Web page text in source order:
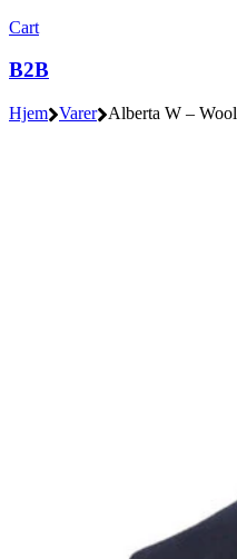
Cart
B2B
Hjem Varer Alberta W – Wool